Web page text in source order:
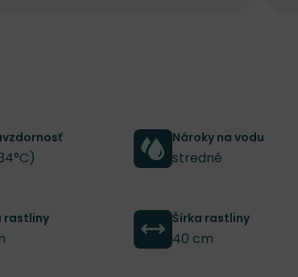
Nároky na vodu
stredné
rastliny Šírka rastliny
40 cm